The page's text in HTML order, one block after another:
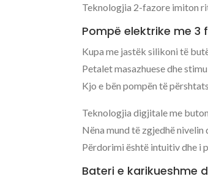
Teknologjia 2-fazore imiton
Pompë elektrike me
Kupa me jastëk silikoni të
Petalet masazhuese dhe
Kjo e bën pompën të
Teknologjia digjitale me
Nëna mund të zgjedhë nivelin
Përdorimi është intuitiv dhe i
Bateri e karikueshme